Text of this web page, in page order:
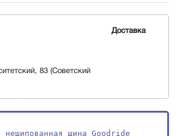
Доставка
83 (Советский
нешипованная шина Goodride